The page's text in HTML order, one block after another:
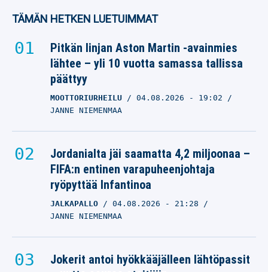
TÄMÄN HETKEN LUETUIMMAT
Pitkän linjan Aston Martin -avainmies
lähtee – yli 10 vuotta samassa tallissa
päättyy
MOOTTORIURHEILU 04.08.2026 - 19:02
JANNE NIEMENMAA
Jordanialta jäi saamatta 4,2 miljoonaa –
FIFA:n entinen varapuheenjohtaja
ryöpyttää Infantinoa
JALKAPALLO 04.08.2026 - 21:28
JANNE NIEMENMAA
Jokerit antoi hyökkääjälleen lähtöpassit